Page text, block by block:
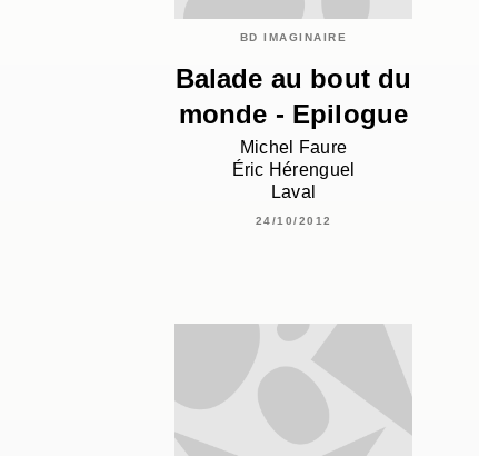
BD IMAGINAIRE
Balade au bout du
monde - Epilogue
Michel Faure
Éric Hérenguel
Laval
24/10/2012